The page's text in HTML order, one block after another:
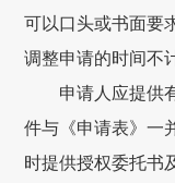
可以口头或书面要
调整申请的时间不
申请人应提供
件与《申请表》一
时提供授权委托书